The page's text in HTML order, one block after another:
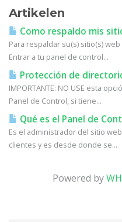
Artikelen
Como respaldo mis
Para respaldar su(s) sitio(s)
Entrar a tu panel de control...
Protección de
IMPORTANTE: NO USE esta
Panel de Control, si tiene...
Qué es el Panel de
Es el administrador del sitio
clientes y es desde donde se...
Powered by